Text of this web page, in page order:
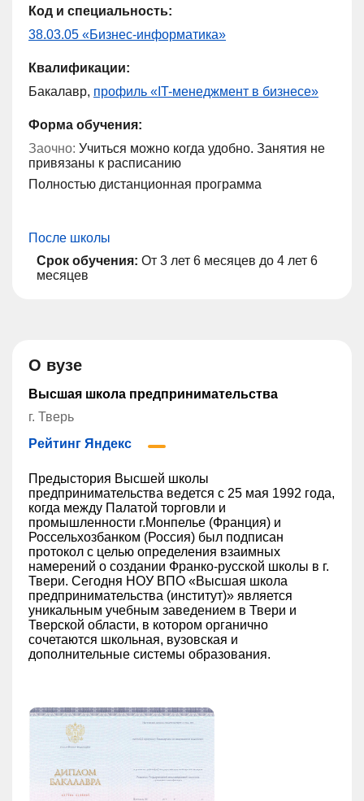
Код и специальность:
38.03.05 «Бизнес-информатика»
Квалификации:
Бакалавр, профиль «IT-менеджмент в бизнесе»
Форма обучения:
Заочно: Учиться можно когда удобно. Занятия не
привязаны к расписанию
Полностью дистанционная программа
После школы
Срок обучения: От 3 лет 6 месяцев до 4 лет 6
месяцев
О вузе
Высшая школа предпринимательства
г. Тверь
Рейтинг Яндекс
Предыстория Высшей школы
предпринимательства ведется с 25 мая 1992 года,
когда между Палатой торговли и
промышленности г.Монпелье (Франция) и
Россельхозбанком (Россия) был подписан
протокол с целью определения взаимных
намерений о создании Франко-русской школы в г.
Твери. Сегодня НОУ ВПО «Высшая школа
предпринимательства (институт)» является
уникальным учебным заведением в Твери и
Тверской области, в котором органично
сочетаются школьная, вузовская и
дополнительные системы образования.